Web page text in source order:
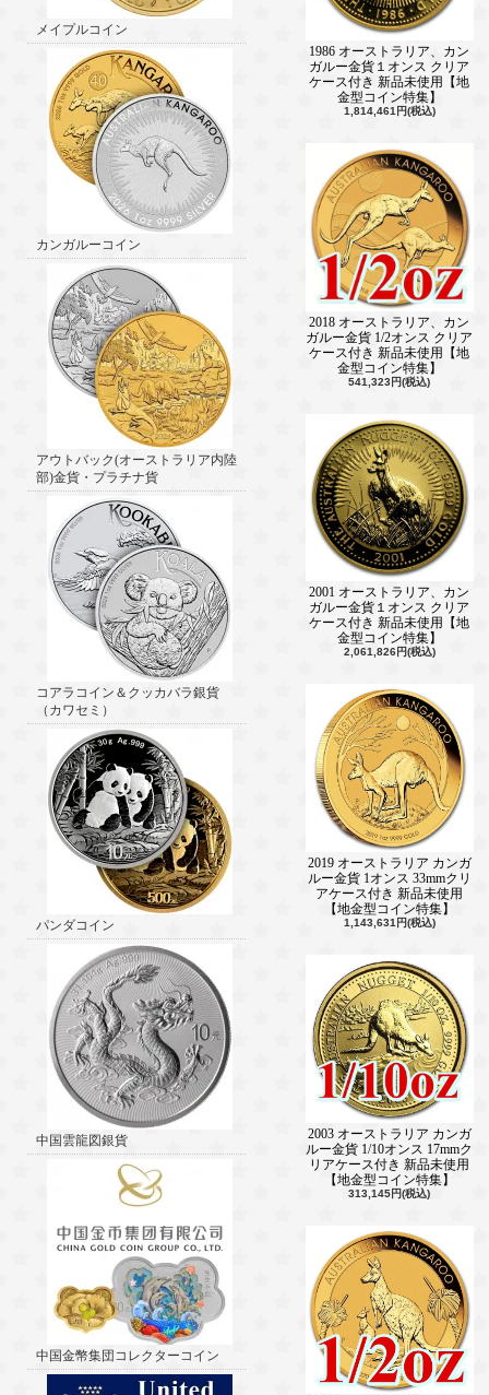
メイプルコイン
カンガルーコイン
アウトバック(オーストラリア内陸
部)金貨・プラチナ貨
コアラコイン＆クッカバラ銀貨
（カワセミ）
パンダコイン
中国雲龍図銀貨
中国金幣集団コレクターコイン
1986 オーストラリア、カン
ガルー金貨１オンス クリア
ケース付き 新品未使用【地
金型コイン特集】
1,814,461円(税込)
2018 オーストラリア、カン
ガルー金貨 1/2オンス クリア
ケース付き 新品未使用【地
金型コイン特集】
541,323円(税込)
2001 オーストラリア、カン
ガルー金貨１オンス クリア
ケース付き 新品未使用【地
金型コイン特集】
2,061,826円(税込)
2019 オーストラリア カンガ
ルー金貨 1オンス 33mmクリ
アケース付き 新品未使用
【地金型コイン特集】
1,143,631円(税込)
2003 オーストラリア カンガ
ルー金貨 1/10オンス 17mmク
リアケース付き 新品未使用
【地金型コイン特集】
313,145円(税込)